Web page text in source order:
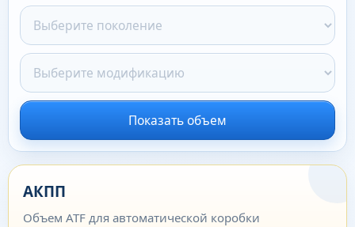
Показать объем
АКПП
Объем ATF для автоматической коробки